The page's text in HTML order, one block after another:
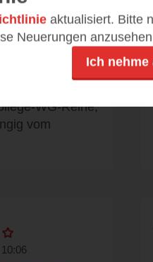
die
WG-Reihe,
vom
aktualisiert. Bitte
Neuerungen
Ich nehme